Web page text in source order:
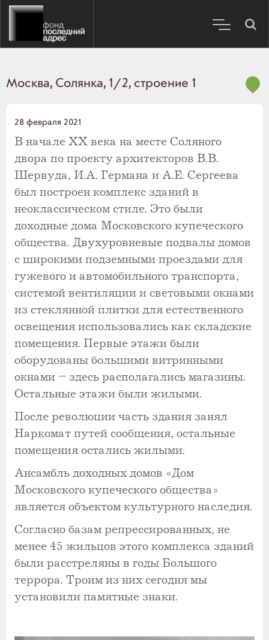
Москва, Солянка, 1/2, строение 1
28 февраля 2021
В начале ХХ века на месте Соляного
двора по проекту архитекторов В.В.
Шервуда, И.А. Германа и А.Е. Сергеева
был построен комплекс зданий в
неоклассическом стиле. Это были
доходные дома Московского купеческого
общества. Двухуровневые подвалы домов
с широкими подземными проездами для
гужевого и автомобильного транспорта,
системой вентиляции и световыми окнами
из стеклянной плитки для естественного
освещения использовались как складские
помещения. Первые этажи были
оборудованы большими витринными
окнами – здесь располагались магазины.
Остальные этажи были жилыми.
После революции часть здания занял
Наркомат путей сообщения, остальные
помещения остались жилыми.
Ансамбль доходных домов «Дом
Московского купеческого общества»
является объектом культурного наследия.
Согласно базам репрессированных, не
менее 45 жильцов этого комплекса зданий
были расстреляны в годы Большого
террора. Троим из них сегодня мы
установили памятные знаки.